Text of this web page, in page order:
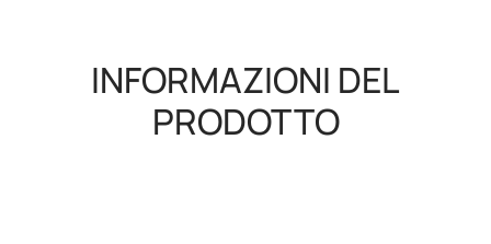
INFORMAZIONI DEL
PRODOTTO